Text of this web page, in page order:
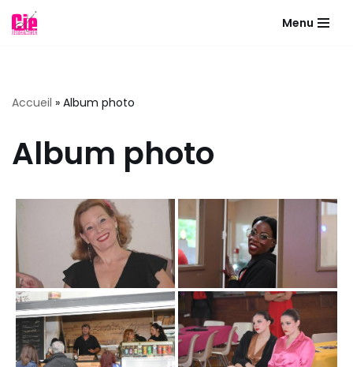
Menu
Accueil » Album photo
Album photo